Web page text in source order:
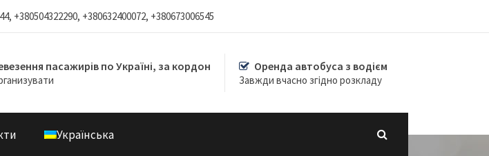
+380504322290, +380632400072, +380673006545
пасажирів по Україні, за кордон Оренда автобуса з водієм
Завжди вчасно згідно розкладу
Українська